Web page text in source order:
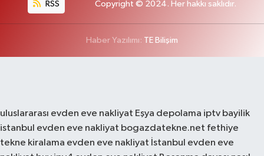
RSS Copyright © 2024. Her hakkı saklıdır.
Haber Yazılımı: TE Bilişim
uluslararası evden eve nakliyat Eşya depolama iptv bayilik
istanbul evden eve nakliyat bogazdatekne.net fethiye
tekne kiralama evden eve nakliyat İstanbul evden eve